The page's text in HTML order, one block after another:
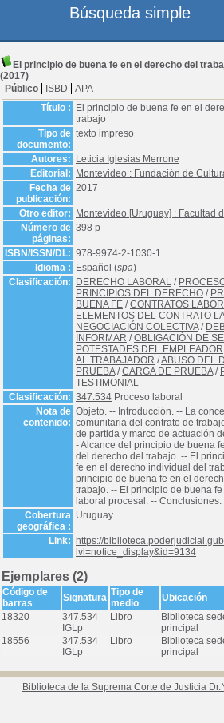
El principio de buena fe en el derecho del
(2017)
Público
ISBD
APA
Título :
El principio de buena fe en el
trabajo
Tipo de
documento:
texto impreso
Autores:
Leticia Iglesias Merrone
Editorial:
Montevideo : Fundación de
Fecha de
publicación:
2017
Otro editor:
Montevideo [Uruguay] : Facultad
Número de
páginas:
398 p
ISBN/ISSN/DL: 978-9974-2-1030-1
Idioma :
Español (spa)
Clasificación:
DERECHO LABORAL /
PRINCIPIOS DEL DERECHO /
BUENA FE /CONTRATOS
ELEMENTOS DEL CONTRATO
NEGOCIACIÓN COLECTIVA/
INFORMAR /OBLIGACIÓN DE
POTESTADES DEL EMPLEADOR
AL TRABAJADOR /ABUSO DEL
PRUEBA/CARGA DE PRUEBA/
TESTIMONIAL
Clasificación: 347.534 Proceso laboral
Nota de
contenido:
Objeto. -- Introducción. -- La
comunitaria del contrato de
de partida y marco de actuación
- Alcance del principio de buena
del derecho del trabajo. -- El
fe en el derecho individual del
principio de buena fe en el
trabajo. -- El principio de buena
laboral procesal. -- Conclusiones.
Cobertura
geográfica :
Uruguay
Link:
https://
lvl=notice_display&id=9134
Ejemplares (2)
Código de
barras
Signatura Tipo de
medio
Ubicación
18320
347.534
IGLp
Libro
Biblioteca
principal
18556
347.534
IGLp
Libro
Biblioteca
principal
Biblioteca de la Suprema Corte de Justicia
Búsqueda simple